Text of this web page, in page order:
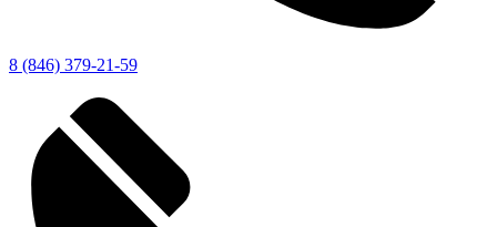
8 (846) 379-21-59